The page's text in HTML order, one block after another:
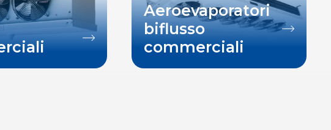
Aeroevaporatori
biflusso
commerciali